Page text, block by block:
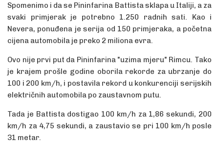
Spomenimo i da se Pininfarina Battista sklapa u Italiji, a za
svaki primjerak je potrebno 1.250 radnih sati. Kao i
Nevera, ponuđena je serija od 150 primjeraka, a početna
cijena automobila je preko 2 miliona evra.
Ovo nije prvi put da Pininfarina "uzima mjeru" Rimcu. Tako
je krajem prošle godine oborila rekorde za ubrzanje do
100 i 200 km/h, i postavila rekord u konkurenciji serijskih
električnih automobila po zaustavnom putu.
Tada je Battista dostigao 100 km/h za 1,86 sekundi, 200
km/h za 4,75 sekundi, a zaustavio se pri 100 km/h posle
31 metar.